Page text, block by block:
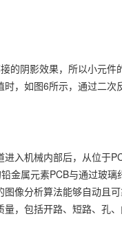
的阴影效果，所以小元
，如图6所示，通过二
入机械内部后，从位于
金属元素PCB与通过玻
像分析算法能够自动且
，包括开路、短路、孔